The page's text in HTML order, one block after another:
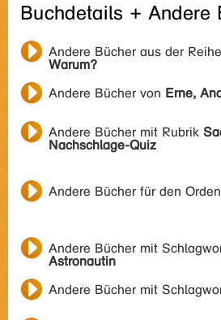
Buchdetails + Andere
Andere Bücher aus der Reihe
Warum?
Andere Bücher von Erne,
Andere Bücher mit Rubrik
Nachschlage-Quiz
Andere Bücher für den Orden
Andere Bücher mit
Astronautin
Andere Bücher mit